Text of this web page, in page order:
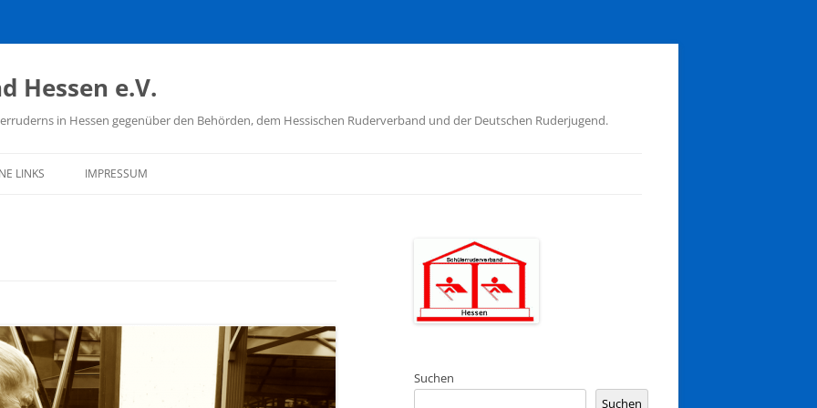
Hessen e.V.
in Hessen gegenüber den Behörden, dem Hessischen Ruderverband und der Deutschen Ruderjugend.
LINKS IMPRESSUM
Suchen
Suchen